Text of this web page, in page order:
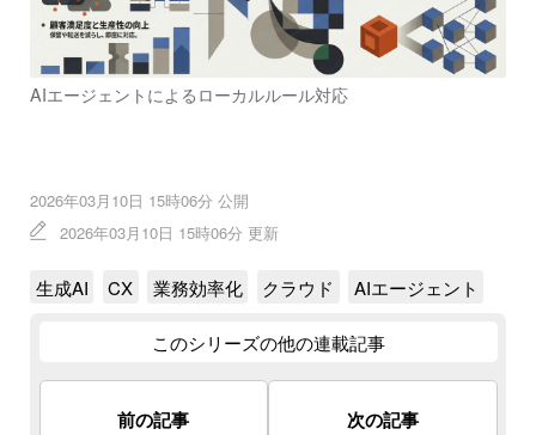
AIエージェントによるローカルルール対応
2026年03月10日 15時06分 公開
2026年03月10日 15時06分 更新
生成AI CX 業務効率化 クラウド AIエージェント
このシリーズの他の連載記事
前の記事 次の記事